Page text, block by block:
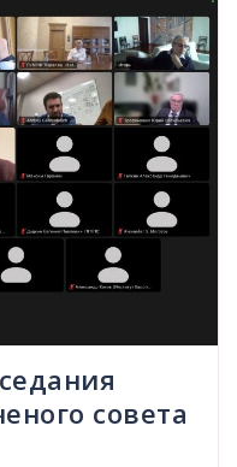
совета